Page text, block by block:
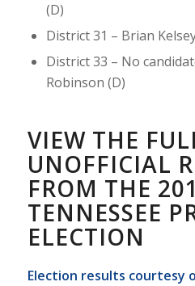
(D)
District 31 – Brian
District 33 – No
Robinson (D)
VIEW THE
UNOFFICIAL
FROM THE
TENNESSEE
ELECTION
Election results courtesy